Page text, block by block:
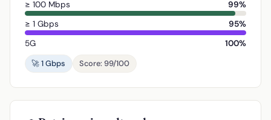
≥ 100 Mbps
99%
≥ 1 Gbps
95%
5G
100%
🚀 1 Gbps
Score: 99/100